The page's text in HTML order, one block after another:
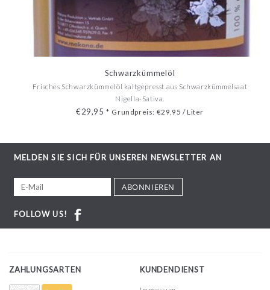
Schwarzkümmelöl
Frisches Schwarzkümmelöl kaltgepresst aus Schwarzkümmelsaat
Nigella-Sativa.
€29,95* Grundpreis: €29,95 / Liter
MELDEN SIE SICH FÜR UNSEREN NEWSLETTER AN
ABONNIEREN
FOLLOW US!
ZAHLUNGSARTEN KUNDENDIENST